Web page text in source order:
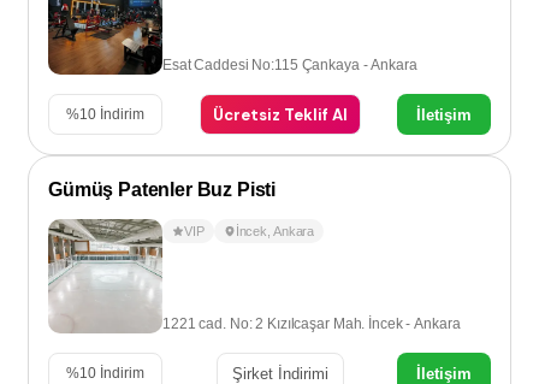
Esat Caddesi No:115 Çankaya - Ankara
%10 İndirim Ücretsiz Teklif Al İletişim
Gümüş Patenler Buz Pisti
VIP İncek Ankara
1221 cad. No: 2 Kızılcaşar Mah. İncek - Ankara
%10 İndirim Şirket İndirimi İletişim